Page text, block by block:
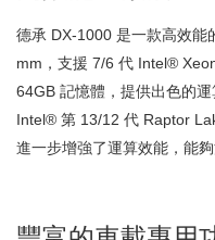
德承 DX-1000 是一款高效能
mm，支援 7/6 代 Intel®
64GB 記憶體，提供出色的
Intel® 第 13/12 代 Raptor
進一步增強了運算效能，能